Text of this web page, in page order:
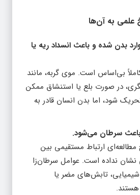
علمی به آن‌ها
بدن شده و باعث انسداد ریه یا
بی‌اساس است. موی گربه، مانند
در صورت بلع یا استنشاق ممکن
شود، اما بدن انسان قادر به
سرطان می‌شود.
ارتباط مستقیمی بین
نداده است. عوامل سرطان‌زا
تابش‌های مضر یا